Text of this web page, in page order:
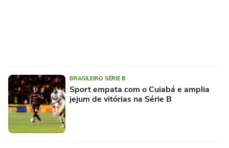
BRASILEIRO SÉRIE B
Sport empata com o Cuiabá e amplia
jejum de vitórias na Série B